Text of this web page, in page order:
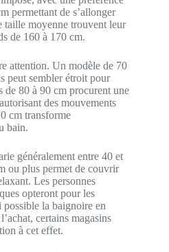
permettant de s’allonger
taille moyenne trouvent leur
de 160 à 170 cm.
attention. Un modèle de 70
peut sembler étroit pour
de 80 à 90 cm procurent une
des mouvements
cm transforme
bain.
généralement entre 40 et
ou plus permet de couvrir
Les personnes
opteront pour les
possible la baignoire en
certains magasins
à cet effet.